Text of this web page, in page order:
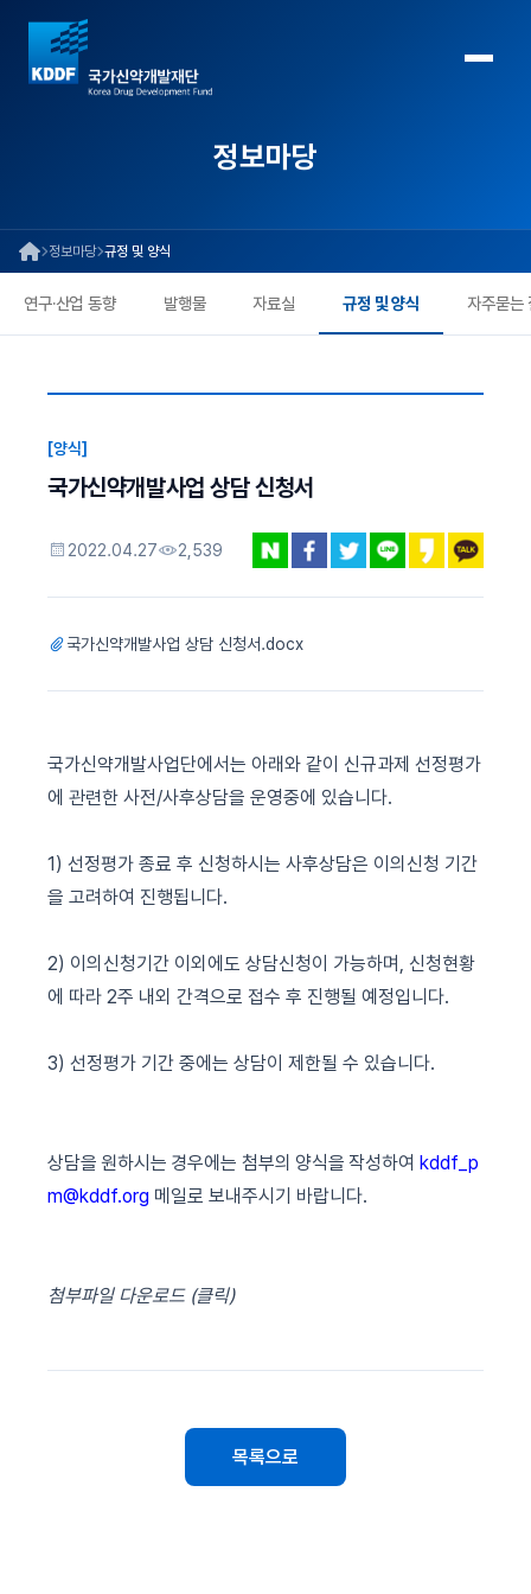
정보마당
정보마당 규정 및 양식
연구·산업 동향 발행물 자료실 규정 및 양식 자주묻는
[양식]
국가신약개발사업 상담 신청서
2022.04.27 2,539
국가신약개발사업 상담 신청서.docx
국가신약개발사업단에서는 아래와 같이 신규과제 선정평가
에 관련한 사전/사후상담을 운영중에 있습니다.
1) 선정평가 종료 후 신청하시는 사후상담은 이의신청 기간
을 고려하여 진행됩니다.
2) 이의신청기간 이외에도 상담신청이 가능하며 , 신청현황
에 따라 2주 내외 간격으로 접수 후 진행될 예정입니다.
3) 선정평가 기간 중에는 상담이 제한될 수 있습니다.
상담을 원하시는 경우에는 첨부의 양식을 작성하여 kddf_p
m@kddf.org 메일로 보내주시기 바랍니다.
첨부파일 다운로드 (클릭)
목록으로